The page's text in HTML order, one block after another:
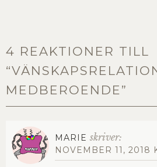
4 REAKTIONER TILL
“
MEDBEROENDE”
MARIE skriver:
NOVEMBER 11, 2018